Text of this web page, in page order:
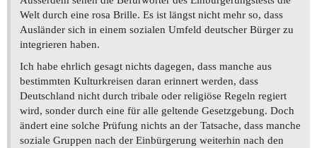
Welt durch eine rosa Brille. Es ist längst nicht mehr so, dass
Ausländer sich in einem sozialen Umfeld deutscher Bürger zu
integrieren haben.
Ich habe ehrlich gesagt nichts dagegen, dass manche aus
bestimmten Kulturkreisen daran erinnert werden, dass
Deutschland nicht durch tribale oder religiöse Regeln regiert
wird, sonder durch eine für alle geltende Gesetzgebung. Doch
ändert eine solche Prüfung nichts an der Tatsache, dass manche
soziale Gruppen nach der Einbürgerung weiterhin nach den